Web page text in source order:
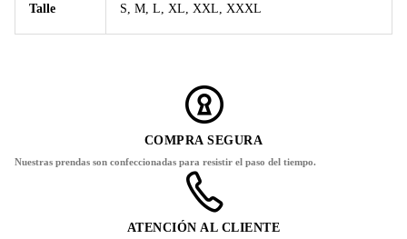
Talle S, M, L, XL, XXL, XXXL
COMPRA SEGURA
Nuestras prendas son confeccionadas para resistir el paso del tiempo.
ATENCIÓN AL CLIENTE